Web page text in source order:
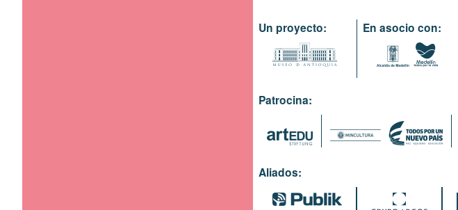
Un proyecto: En asocio con:
Patrocina:
Aliados: